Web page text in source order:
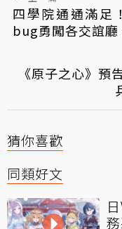
四學院通通滿足
bug勇闖各交誼廳
《原子之心》預
猜你喜歡
同類好文